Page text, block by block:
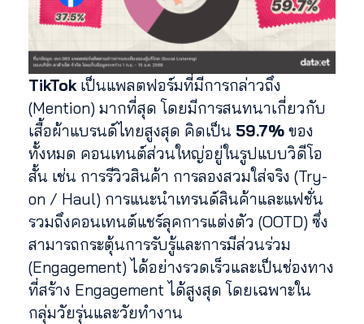
TikTokเป็นแพลตฟอร์มที่มีการกล่าวถึง
(Mention) มากที่สุด โดยมีการสนทนาเกี่ยวกับ
เสื้อผ้าแบรนด์ไทยสูงสุด คิดเป็น 59.7% ของ
ทั้งหมด คอนเทนต์ส่วนใหญ่อยู่ในรูปแบบวิดีโอ
สั้น เช่น การรีวิวสินค้า การลองสวมใส่จริง (Try-
on / Haul) การแนะนำเทรนด์สินค้าและแฟชั่น
รวมถึงคอนเทนต์แชร์ลุคการแต่งตัว (OOTD) ซึ่ง
สามารถกระตุ้นการรับรู้และการมีส่วนร่วม
(Engagement) ได้อย่างรวดเร็วและเป็นช่องทาง
ที่สร้าง Engagement ได้สูงสุด โดยเฉพาะใน
กลุ่มวัยรุ่นและวัยทำงาน